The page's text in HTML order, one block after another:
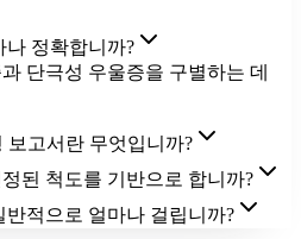
나 정확합니까?
단극성 우울증을 구별하는 데
고서란 무엇입니까?
된 척도를 기반으로 합니까?
적으로 얼마나 걸립니까?